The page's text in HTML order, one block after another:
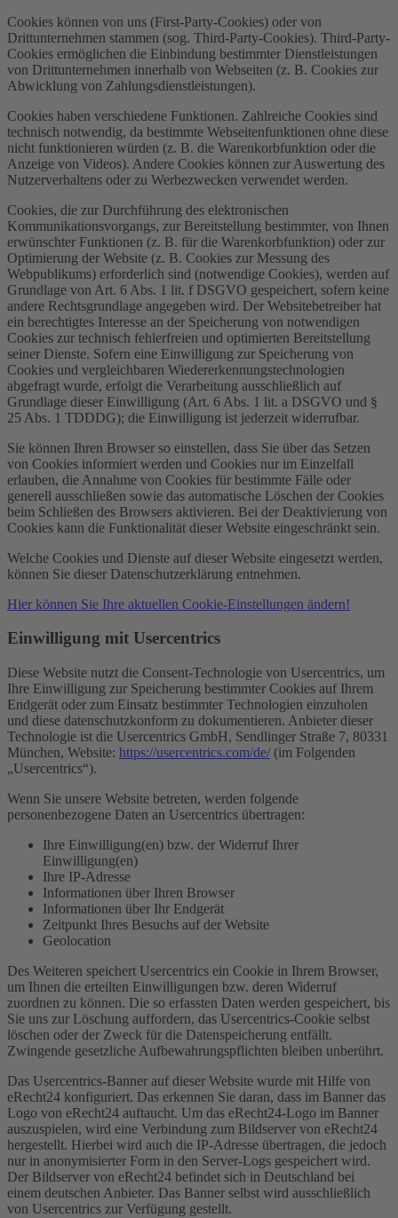
Cookies können von uns (First-Party-Cookies) oder von
Drittunternehmen stammen (sog. Third-Party-Cookies). Third-Party-
Cookies ermöglichen die Einbindung bestimmter Dienstleistungen
von Drittunternehmen innerhalb von Webseiten (z. B. Cookies zur
Abwicklung von Zahlungsdienstleistungen).
Cookies haben verschiedene Funktionen. Zahlreiche Cookies sind
technisch notwendig, da bestimmte Webseitenfunktionen ohne diese
nicht funktionieren würden (z. B. die Warenkorbfunktion oder die
Anzeige von Videos). Andere Cookies können zur Auswertung des
Nutzerverhaltens oder zu Werbezwecken verwendet werden.
Cookies, die zur Durchführung des elektronischen
Kommunikationsvorgangs, zur Bereitstellung bestimmter, von Ihnen
erwünschter Funktionen (z. B. für die Warenkorbfunktion) oder zur
Optimierung der Website (z. B. Cookies zur Messung des
Webpublikums) erforderlich sind (notwendige Cookies), werden auf
Grundlage von Art. 6 Abs. 1 lit. f DSGVO gespeichert, sofern keine
andere Rechtsgrundlage angegeben wird. Der Websitebetreiber hat
ein berechtigtes Interesse an der Speicherung von notwendigen
Cookies zur technisch fehlerfreien und optimierten Bereitstellung
seiner Dienste. Sofern eine Einwilligung zur Speicherung von
Cookies und vergleichbaren Wiedererkennungstechnologien
abgefragt wurde, erfolgt die Verarbeitung ausschließlich auf
Grundlage dieser Einwilligung (Art. 6 Abs. 1 lit. a DSGVO und §
25 Abs. 1 TDDDG); die Einwilligung ist jederzeit widerrufbar.
Sie können Ihren Browser so einstellen, dass Sie über das Setzen
von Cookies informiert werden und Cookies nur im Einzelfall
erlauben, die Annahme von Cookies für bestimmte Fälle oder
generell ausschließen sowie das automatische Löschen der Cookies
beim Schließen des Browsers aktivieren. Bei der Deaktivierung von
Cookies kann die Funktionalität dieser Website eingeschränkt sein.
Welche Cookies und Dienste auf dieser Website eingesetzt werden,
können Sie dieser Datenschutzerklärung entnehmen.
Hier können Sie Ihre aktuellen Cookie-Einstellungen ändern!
Einwilligung mit Usercentrics
Diese Website nutzt die Consent-Technologie von Usercentrics, um
Ihre Einwilligung zur Speicherung bestimmter Cookies auf Ihrem
Endgerät oder zum Einsatz bestimmter Technologien einzuholen
und diese datenschutzkonform zu dokumentieren. Anbieter dieser
Technologie ist die Usercentrics GmbH, Sendlinger Straße 7, 80331
München, Website: https://usercentrics.com/de/ (im Folgenden
„Usercentrics“).
Wenn Sie unsere Website betreten, werden folgende
personenbezogene Daten an Usercentrics übertragen:
Ihre Einwilligung(en) bzw. der Widerruf Ihrer
Einwilligung(en)
Ihre IP-Adresse
Informationen über Ihren Browser
Informationen über Ihr Endgerät
Zeitpunkt Ihres Besuchs auf der Website
Geolocation
Des Weiteren speichert Usercentrics ein Cookie in Ihrem Browser,
um Ihnen die erteilten Einwilligungen bzw. deren Widerruf
zuordnen zu können. Die so erfassten Daten werden gespeichert, bis
Sie uns zur Löschung auffordern, das Usercentrics-Cookie selbst
löschen oder der Zweck für die Datenspeicherung entfällt.
Zwingende gesetzliche Aufbewahrungspflichten bleiben unberührt.
Das Usercentrics-Banner auf dieser Website wurde mit Hilfe von
eRecht24 konfiguriert. Das erkennen Sie daran, dass im Banner das
Logo von eRecht24 auftaucht. Um das eRecht24-Logo im Banner
auszuspielen, wird eine Verbindung zum Bildserver von eRecht24
hergestellt. Hierbei wird auch die IP-Adresse übertragen, die jedoch
nur in anonymisierter Form in den Server-Logs gespeichert wird.
Der Bildserver von eRecht24 befindet sich in Deutschland bei
einem deutschen Anbieter. Das Banner selbst wird ausschließlich
von Usercentrics zur Verfügung gestellt.